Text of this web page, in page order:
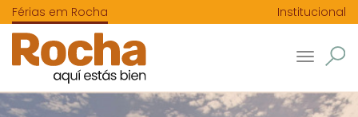
Férias em Rocha Institucional
Toggle